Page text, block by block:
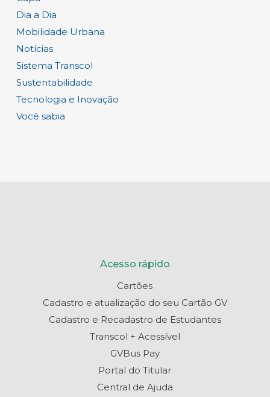
Dia a Dia
Mobilidade Urbana
Notícias
Sistema Transcol
Sustentabilidade
Tecnologia e Inovação
Você sabia
Acesso rápido
Cartões
Cadastro e atualização do seu Cartão GV
Cadastro e Recadastro de Estudantes
Transcol + Acessível
GVBus Pay
Portal do Titular
Central de Ajuda